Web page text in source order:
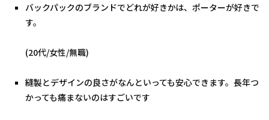
バックパックのブランドでどれが好きかは、ポーターが好きで
す。
(20代/女性/無職)
縫製とデザインの良さがなんといっても安心できます。長年つ
かっても痛まないのはすごいです